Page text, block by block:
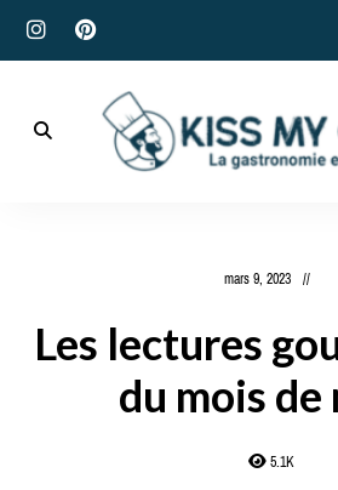
mars 9, 2023
Les lectures
du mois de
5.1K